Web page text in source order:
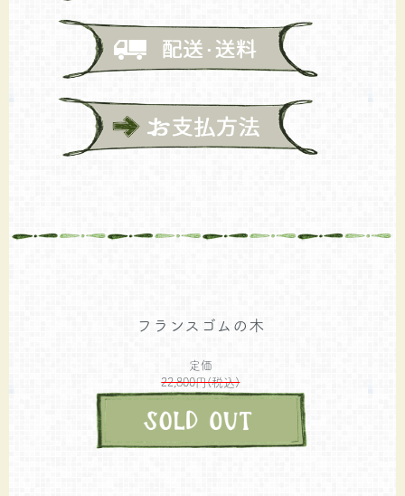
フランスゴムの木
定価
22,800円(税込)